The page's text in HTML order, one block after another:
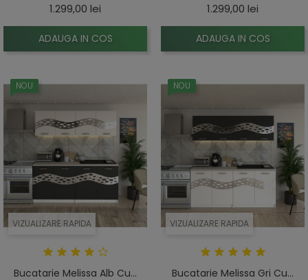
1.299,00 lei
ADAUGA IN COS
1.299,00 lei
ADAUGA IN COS
VIZUALIZARE RAPIDA
NOU
Bucatarie Melissa Alb Cu...
VIZUALIZARE RAPIDA
NOU
Bucatarie Melissa Gri Cu...